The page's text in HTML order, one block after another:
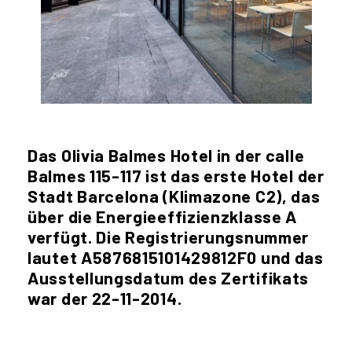
Das Olivia Balmes Hotel in der calle
Balmes 115-117 ist das erste Hotel der
Stadt Barcelona (Klimazone C2), das
über die Energieeffizienzklasse A
verfügt. Die Registrierungsnummer
lautet A5876815101429812F0 und das
Ausstellungsdatum des Zertifikats
war der 22-11-2014.